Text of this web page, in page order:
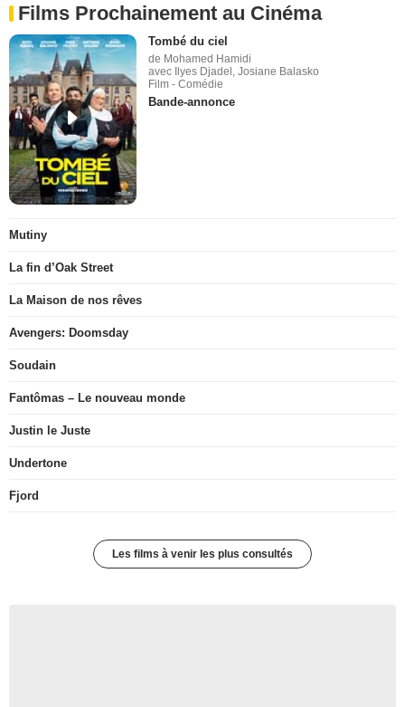
Films Prochainement au Cinéma
Tombé du ciel
de Mohamed Hamidi
avec Ilyes Djadel, Josiane Balasko
Film - Comédie
Bande-annonce
Mutiny
La fin d’Oak Street
La Maison de nos rêves
Avengers: Doomsday
Soudain
Fantômas – Le nouveau monde
Justin le Juste
Undertone
Fjord
Les films à venir les plus consultés